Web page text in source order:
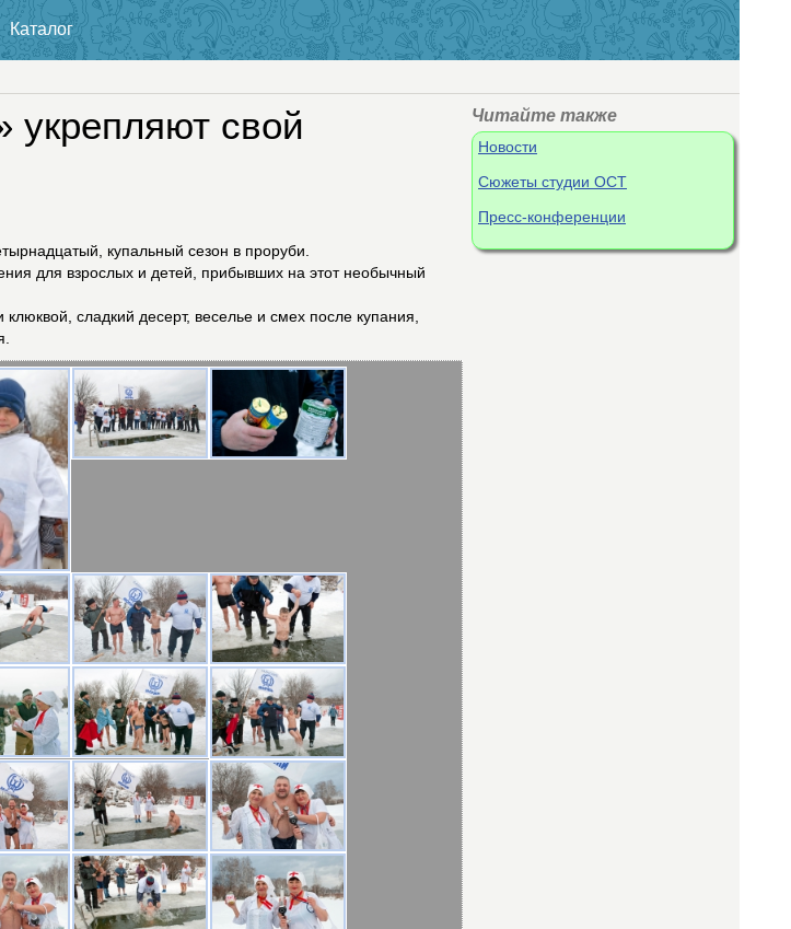
Каталог
Читайте также
Новости
Сюжеты студии ОСТ
Пресс-конференции
укрепляют свой
купальный сезон в проруби.
для взрослых и детей, прибывших на этот необычный
сладкий десерт, веселье и смех после купания,